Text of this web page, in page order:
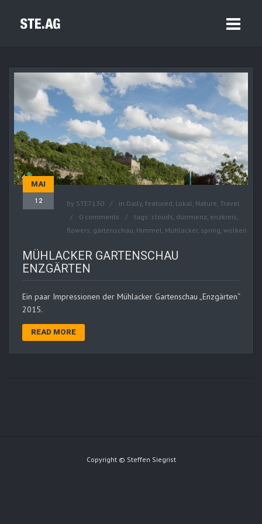
MAI
12 by STE7130 in Daily, featured, Lokal, Nature, Travel
0 comments
tags: clouds, dürrmenz, enzkreis,
flowers, gartenschau, Himmel, Mühlacker, spring, wolken
MÜHLACKER GARTENSCHAU
ENZGÄRTEN
Ein paar Impressionen der Mühlacker Gartenschau „Enzgärten“
2015.
READ MORE
Copyright © Steffen Siegrist